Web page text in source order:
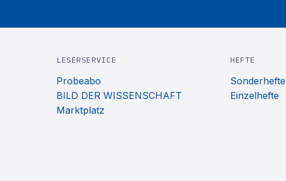
LESERSERVICE
Probeabo
BILD DER WISSENSCHAFT
Marktplatz
HEFTE
Sonderhefte
Einzelhefte